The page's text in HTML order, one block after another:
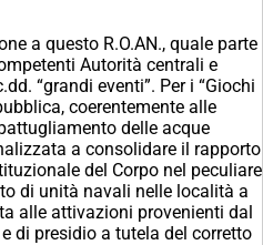
a questo R.O.AN., quale parte
Autorità centrali e
“grandi eventi”. Per i “Giochi
coerentemente alle
delle acque
a consolidare il rapporto
del Corpo nel peculiare
di unità navali nelle località a
alle attivazioni provenienti dal
di presidio a tutela del corretto